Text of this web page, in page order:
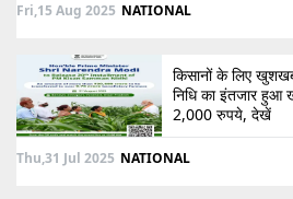
Fri,15 Aug 2025 NATIONAL
किसानों के लिए
निधि का इंतजार
2,000 रुपये, देखें
Thu,31 Jul 2025 NATIONAL